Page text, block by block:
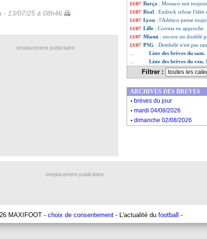
- 13/07/25 à 08h46
13/07 Barça : Monaco suit
13/07 Real : Endrick refuse l'idée
13/07 Lyon : l'Atletico pense
13/07 Lille : Correia en approche
13/07 Miami : encore un doublé
13/07 PSG : Dembélé n'est pas
Liste des brèves du
Liste des brèves du ven.
Filtrer :
emplacement publicitaire
ARCHIVES DES BREVES
. brèves du jour
. mardi 04/08/2026
. dimanche 02/08/2026
emplacement publicitaire
MAXIFOOT - choix de consentement - L'actualité du football -